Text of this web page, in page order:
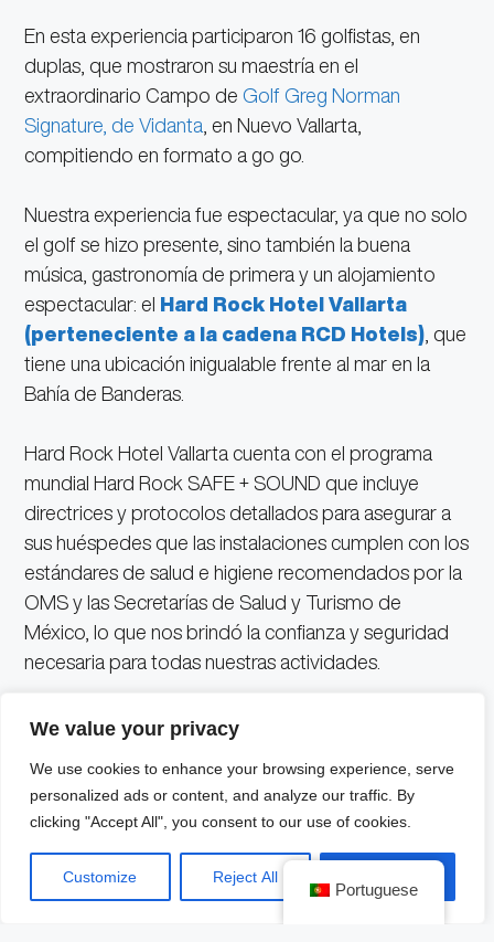
We value your privacy
We use cookies to enhance your browsing experience, serve
personalized ads or content, and analyze our traffic. By
clicking "Accept All", you consent to our use of cookies.
Customize Reject All
En esta experiencia participaron 16 golfistas, en
duplas, que mostraron su maestría en el
extraordinario Campo deGolf Greg Norman
Signature, de Vidanta , en Nuevo Vallarta,
compitiendo en formato a go go.
Nuestra experiencia fue espectacular, ya que no solo
el golf se hizo presente, sino también la buena
música, gastronomía de primera y un alojamiento
espectacular: el Hard Rock Hotel Vallarta
(perteneciente a la cadena RCD Hotels) , que
tiene una ubicación inigualable frente al mar en la
Bahía de Banderas.
Hard Rock Hotel Vallarta cuenta con el programa
mundial Hard Rock SAFE + SOUND que incluye
directrices y protocolos detallados para asegurar a
sus huéspedes que las instalaciones cumplen con los
estándares de salud e higiene recomendados por la
OMS y las Secretarías de Salud y Turismo de
México, lo que nos brindó la confianza y seguridad
necesaria para todas nuestras actividades.
Foto: VIP Experiences.
Además, todos los participantes iban muy bien
protegidos, pues contaban con una póliza de
premium y que podría asistirlos en cualquier
eventualidad.
Portuguese